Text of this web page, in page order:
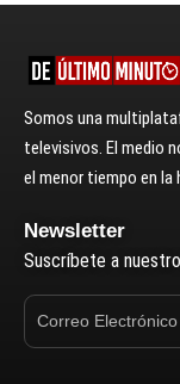
Somos una
televisivos. El medio
el menor tiempo en la
Newsletter
Suscríbete a